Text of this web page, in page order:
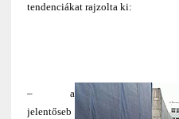
tendenciákat rajzolta ki:
– a
jelentőseb